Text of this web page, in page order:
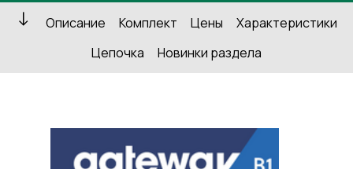
Описание Комплект Цены
Характеристики
Цепочка
Новинки раздела